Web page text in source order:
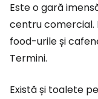
Este o gară
centru comercial.
food-urile și
Termini.
Există și toalete